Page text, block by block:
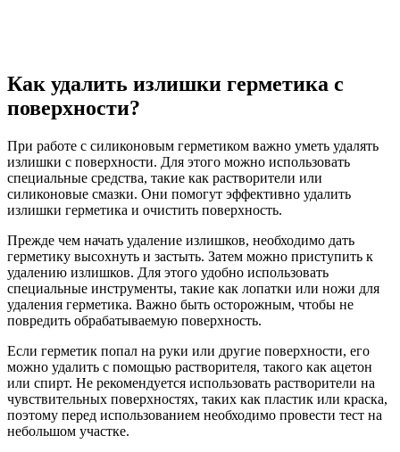
Как удалить излишки герметика с
поверхности?
При работе с силиконовым герметиком важно уметь удалять
излишки с поверхности. Для этого можно использовать
специальные средства, такие как растворители или
силиконовые смазки. Они помогут эффективно удалить
излишки герметика и очистить поверхность.
Прежде чем начать удаление излишков, необходимо дать
герметику высохнуть и застыть. Затем можно приступить к
удалению излишков. Для этого удобно использовать
специальные инструменты, такие как лопатки или ножи для
удаления герметика. Важно быть осторожным, чтобы не
повредить обрабатываемую поверхность.
Если герметик попал на руки или другие поверхности, его
можно удалить с помощью растворителя, такого как ацетон
или спирт. Не рекомендуется использовать растворители на
чувствительных поверхностях, таких как пластик или краска,
поэтому перед использованием необходимо провести тест на
небольшом участке.